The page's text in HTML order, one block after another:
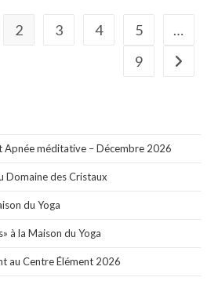
2 3 4 5
…
9
Apnée méditative – Décembre 2026
Domaine des Cristaux
du Yoga
à la Maison du Yoga
au Centre Élément 2026